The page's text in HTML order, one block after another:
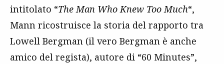
intitolato “The Man Who Knew Too Much“,
Mann ricostruisce la storia del rapporto tra
Lowell Bergman (il vero Bergman è anche
amico del regista), autore di “60 Minutes”,